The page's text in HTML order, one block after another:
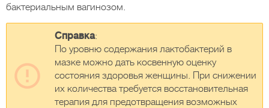
бактериальным вагинозом.
Справка:
По уровню содержания лактобактерий в
мазке можно дать косвенную оценку
состояния здоровья женщины. При снижении
их количества требуется восстановительная
терапия для предотвращения возможных